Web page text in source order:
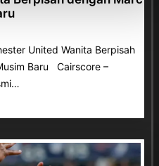
United Wanita Berpisah
Baru Cairscore –